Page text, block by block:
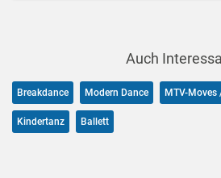
Auch
Breakdance Modern Dance MTV-
Kindertanz Ballett